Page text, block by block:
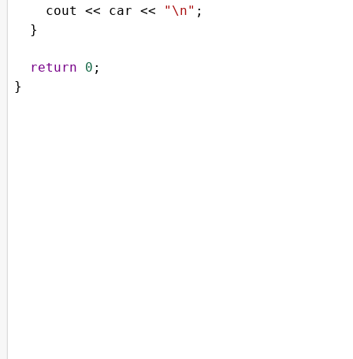
cout
<< car << "\n" ;
  }
return 0 ;
}